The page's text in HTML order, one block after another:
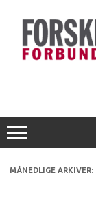
innhold
MÅNEDLIGE ARKIVER: